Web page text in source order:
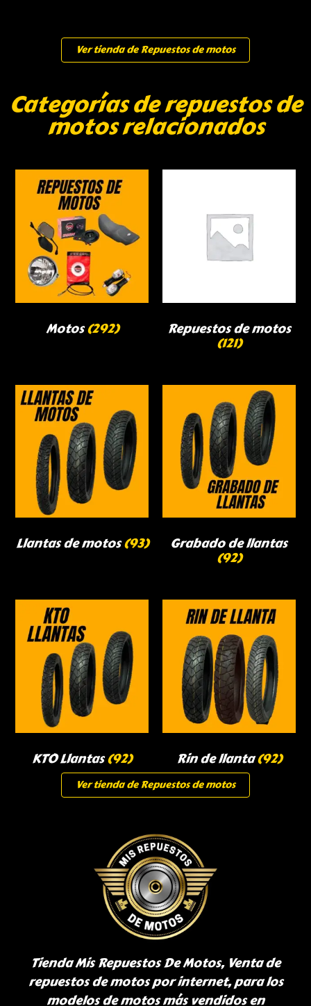
Ver tienda de Repuestos de motos
Categorías de repuestos de
motos relacionados
Motos(292) Repuestos de motos
(121)
Llantas de motos(93) Grabado de llantas
(92)
KTO Llantas(92) Rin de llanta(92)
Ver tienda de Repuestos de motos
Tienda Mis Repuestos De Motos, Venta de
repuestos de motos por internet, para los
modelos de motos más vendidos en